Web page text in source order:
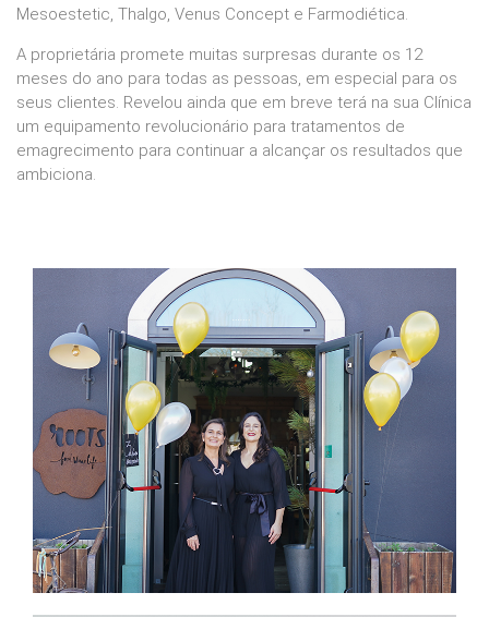
Mesoestetic, Thalgo, Venus Concept e Farmodiética.
A proprietária promete muitas surpresas durante os 12
meses do ano para todas as pessoas, em especial para os
seus clientes. Revelou ainda que em breve terá na sua Clínica
um equipamento revolucionário para tratamentos de
emagrecimento para continuar a alcançar os resultados que
ambiciona.